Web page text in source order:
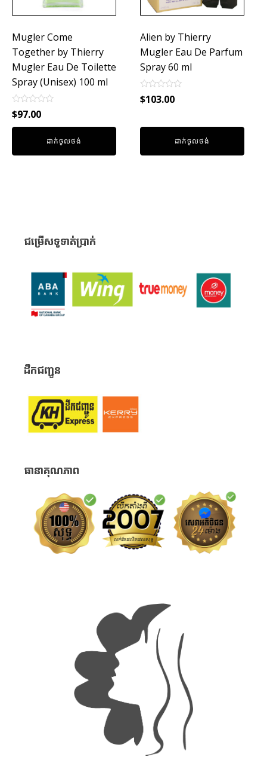
Mugler Come
Together by Thierry
Mugler Eau De Toilette
Spray (Unisex) 100 ml
Rated
0
out
$97.00
ដាក់ចូលថង់
Alien by Thierry
Mugler Eau De Parfum
Spray 60 ml
Rated
0
5
$103.00
ដាក់ចូលថង់
ជម្រើសទូទាត់ប្រាក់
ដឹកជញ្ជូន
ធានាគុណភាព